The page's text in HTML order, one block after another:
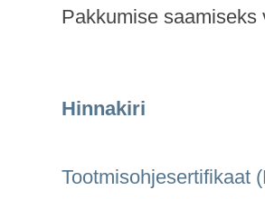
Pakkumise saamiseks
Hinnakiri
Tootmisohjesertifikaat